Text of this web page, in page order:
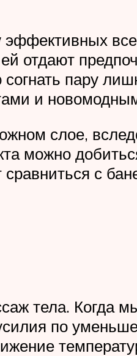
отдают
пару
и
слое,
можно
с
тела. Когда
по